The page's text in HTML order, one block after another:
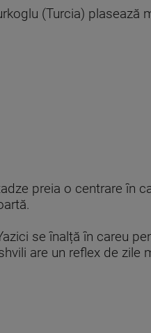
(Turcia) plasează
preia o centrare în
se înalță în careu
are un reflex de zile